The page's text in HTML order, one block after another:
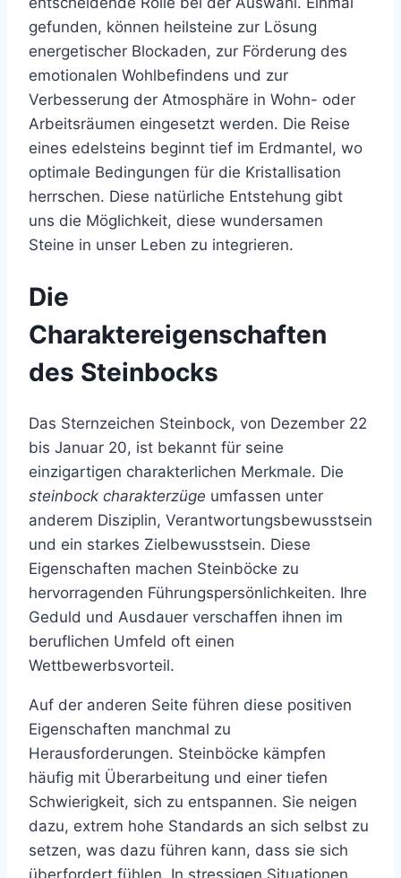
gefunden, können heilsteine zur Lösung
energetischer Blockaden, zur Förderung des
emotionalen Wohlbefindens und zur
Verbesserung der Atmosphäre in Wohn- oder
Arbeitsräumen eingesetzt werden. Die Reise
eines edelsteins beginnt tief im Erdmantel, wo
optimale Bedingungen für die Kristallisation
herrschen. Diese natürliche Entstehung gibt
uns die Möglichkeit, diese wundersamen
Steine in unser Leben zu integrieren.
Die
Charaktereigenschaften
des Steinbocks
Das Sternzeichen Steinbock, von Dezember 22
bis Januar 20, ist bekannt für seine
einzigartigen charakterlichen Merkmale. Die
steinbock charakterzüge umfassen unter
anderem Disziplin, Verantwortungsbewusstsein
und ein starkes Zielbewusstsein. Diese
Eigenschaften machen Steinböcke zu
hervorragenden Führungspersönlichkeiten. Ihre
Geduld und Ausdauer verschaffen ihnen im
beruflichen Umfeld oft einen
Wettbewerbsvorteil.
Auf der anderen Seite führen diese positiven
Eigenschaften manchmal zu
Herausforderungen. Steinböcke kämpfen
häufig mit Überarbeitung und einer tiefen
Schwierigkeit, sich zu entspannen. Sie neigen
dazu, extrem hohe Standards an sich selbst zu
setzen, was dazu führen kann, dass sie sich